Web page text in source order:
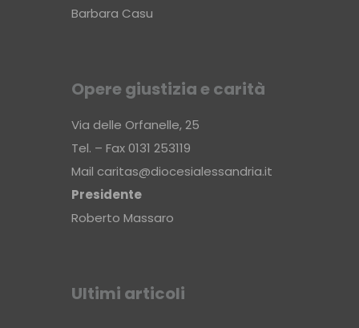
Barbara Casu
Opere giustizia e carità
Via delle Orfanelle, 25
Tel. – Fax 0131 253119
Mail caritas@diocesialessandria.it
Presidente
Roberto Massaro
Ultimi articoli